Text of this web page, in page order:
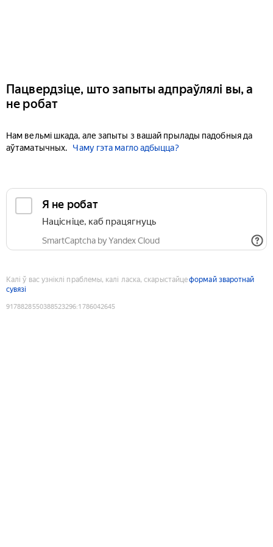
Пацвердзіце, што запыты адпраўлялі вы, а
не робат
Нам вельмі шкада, але запыты з вашай прылады падобныя да
аўтаматычных.
Чаму гэта магло адбыцца?
Я не робат
Націсніце, каб працягнуць
SmartCaptcha by Yandex Cloud
Калі ў вас узніклі праблемы, калі ласка, скарыстайцеформай зваротнай
сувязі
9178828550388523296:1786042645